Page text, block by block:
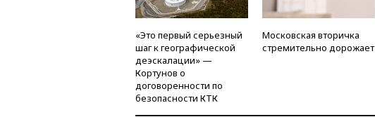
«Это первый серьезный
шаг к географической
деэскалации» —
Кортунов о
договоренности по
безопасности КТК
Московская вторичка
стремительно дорожает